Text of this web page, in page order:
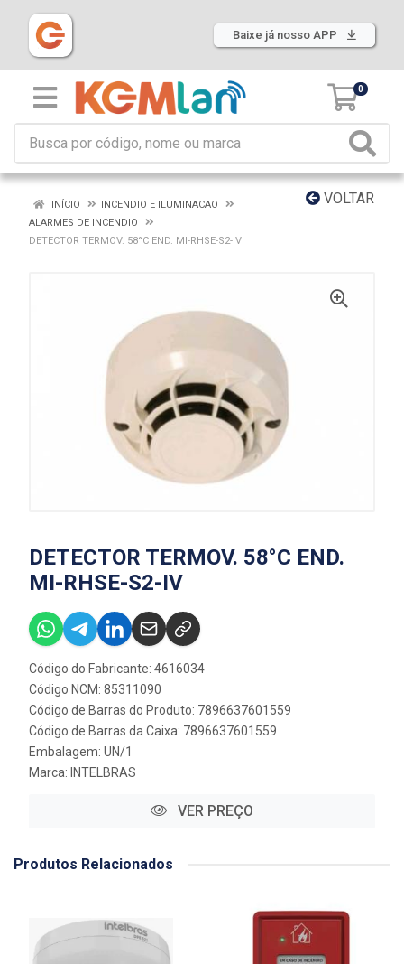
Baixe já nosso APP
0
VOLTAR
INÍCIO
INCENDIO E ILUMINACAO
ALARMES DE INCENDIO
DETECTOR TERMOV. 58°C END. MI-RHSE-S2-IV
DETECTOR TERMOV. 58°C END.
MI-RHSE-S2-IV
Código do Fabricante: 4616034
Código NCM: 85311090
Código de Barras do Produto: 7896637601559
Código de Barras da Caixa: 7896637601559
Embalagem: UN/1
Marca: INTELBRAS
VER PREÇO
Produtos Relacionados